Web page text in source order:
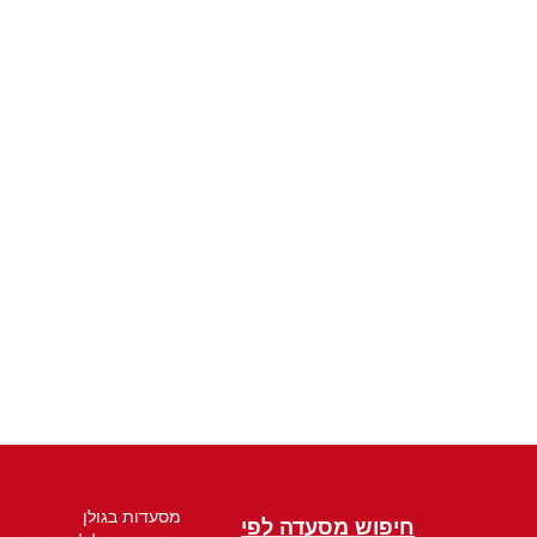
חיפוש מסעדה לפי
מסעדות בגולן